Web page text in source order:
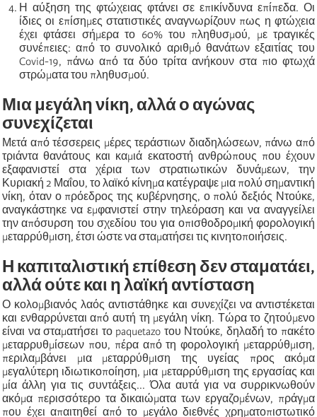
Η αύξηση της φτώχειας φτάνει σε επικίνδυνα επίπεδα. Οι
ίδιες οι επίσημες στατιστικές αναγνωρίζουν πως η φτώχεια
έχει φτάσει σήμερα το 60% του πληθυσμού, με τραγικές
συνέπειες: από το συνολικό αριθμό θανάτων εξαιτίας του
Covid-19, πάνω από τα δύο τρίτα ανήκουν στα πιο φτωχά
στρώματα του πληθυσμού.
Μια μεγάλη νίκη, αλλά ο αγώνας
συνεχίζεται
Μετά από τέσσερεις μέρες τεράστιων διαδηλώσεων, πάνω από
τριάντα θανάτους και καμιά εκατοστή ανθρώπους που έχουν
εξαφανιστεί στα χέρια των στρατιωτικών δυνάμεων, την
Κυριακή 2 Μαΐου, το λαϊκό κίνημα κατέγραψε μια πολύ σημαντική
νίκη, όταν ο πρόεδρος της κυβέρνησης, ο πολύ δεξιός Ντούκε,
αναγκάστηκε να εμφανιστεί στην τηλεόραση και να αναγγείλει
την απόσυρση του σχεδίου του για οπισθοδρομική φορολογική
μεταρρύθμιση, έτσι ώστε να σταματήσει τις κινητοποιήσεις.
Η καπιταλιστική επίθεση δεν σταματάει,
αλλά ούτε και η λαϊκή αντίσταση
Ο κολομβιανός λαός αντιστάθηκε και συνεχίζει να αντιστέκεται
και ενθαρρύνεται από αυτή τη μεγάλη νίκη. Τώρα το ζητούμενο
είναι να σταματήσει το paquetazo του Ντούκε, δηλαδή το πακέτο
μεταρρυθμίσεων που, πέρα από τη φορολογική μεταρρύθμιση,
περιλαμβάνει μια μεταρρύθμιση της υγείας προς ακόμα
μεγαλύτερη ιδιωτικοποίηση, μια μεταρρύθμιση της εργασίας και
μία άλλη για τις συντάξεις... Όλα αυτά για να συρρικνωθούν
ακόμα περισσότερο τα δικαιώματα των εργαζομένων, πράγμα
που έχει απαιτηθεί από το μεγάλο διεθνές χρηματοπιστωτικό